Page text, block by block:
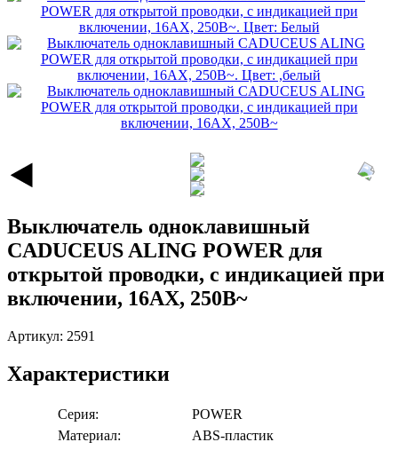
Выключатель одноклавишный
CADUCEUS ALING POWER для
открытой проводки, с индикацией при
включении, 16АХ, 250В~
Артикул: 2591
Характеристики
Серия:
POWER
Материал:
ABS-пластик